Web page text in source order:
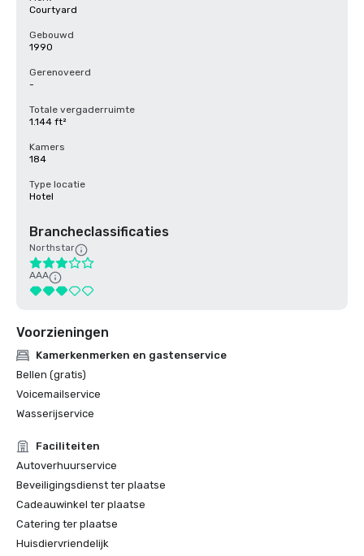
Courtyard
Gebouwd
1990
Gerenoveerd
-
Totale vergaderruimte
1.144 ft²
Kamers
184
Type locatie
Hotel
Brancheclassificaties
Northstar
AAA
Voorzieningen
Kamerkenmerken en gastenservice
Bellen (gratis)
Voicemailservice
Wasserijservice
Faciliteiten
Autoverhuurservice
Beveiligingsdienst ter plaatse
Cadeauwinkel ter plaatse
Catering ter plaatse
Huisdiervriendelijk